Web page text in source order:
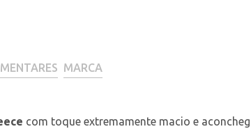
MARCA
com toque extremamente macio e